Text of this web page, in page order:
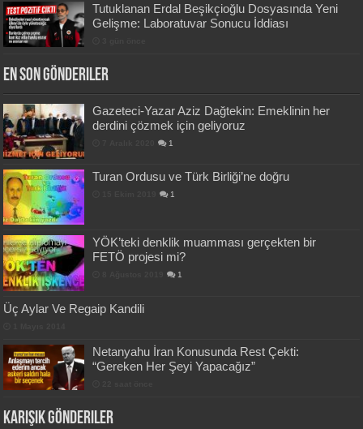
Tutuklanan Erdal Beşikçioğlu Dosyasında Yeni
Gelişme: Laboratuvar Sonucu İddiası
En Son Gönderiler
Gazeteci-Yazar Aziz Dağtekin: Emeklinin her
derdini çözmek için geliyoruz
1
Turan Ordusu ve Türk Birliği’ne doğru
1
YÖK’teki denklik muamması gerçekten bir
FETÖ projesi mi?
1
Üç Aylar Ve Regaip Kandili
Netanyahu İran Konusunda Rest Çekti:
“Gereken Her Şeyi Yapacağız”
Karışık Gönderiler